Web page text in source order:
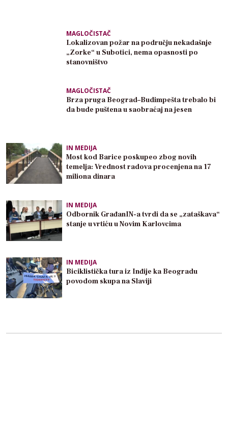
MAGLOČISTAČ
Lokalizovan požar na području nekadašnje
„Zorke“ u Subotici, nema opasnosti po
stanovništvo
MAGLOČISTAČ
Brza pruga Beograd–Budimpešta trebalo bi
da bude puštena u saobraćaj na jesen
IN MEDIJA
Most kod Barice poskupeo zbog novih
temelja: Vrednost radova procenjena na 17
miliona dinara
IN MEDIJA
Odbornik GrađanIN-a tvrdi da se „zataškava“
stanje u vrtiću u Novim Karlovcima
IN MEDIJA
Biciklistička tura iz Inđije ka Beogradu
povodom skupa na Slaviji